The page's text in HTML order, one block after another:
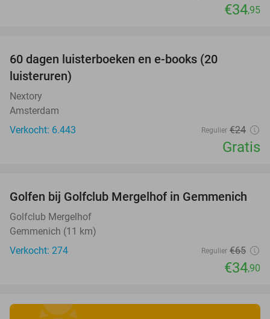
€34,95
60 dagen luisterboeken en e-books (20
luisteruren)
Nextory
Amsterdam
Verkocht: 6.443
Regulier €24
Gratis
46%
Golfen bij Golfclub Mergelhof in Gemmenich
Golfclub Mergelhof
Gemmenich (11 km)
Verkocht: 274
Regulier €65
€34,90